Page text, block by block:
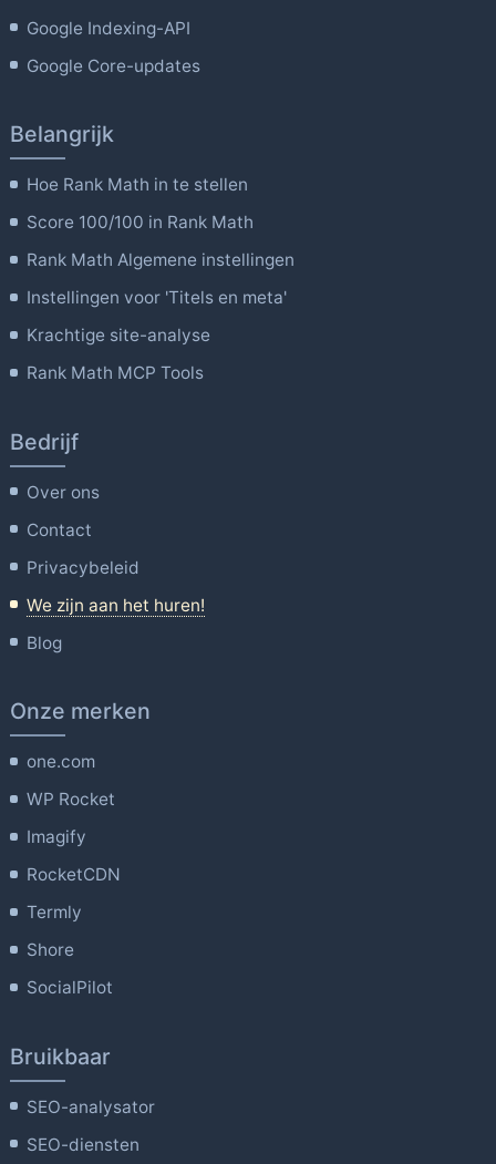
Google Indexing-API
Google Core-updates
Belangrijk
Hoe Rank Math in te stellen
Score 100/100 in Rank Math
Rank Math Algemene instellingen
Instellingen voor 'Titels en meta'
Krachtige site-analyse
Rank Math MCP Tools
Bedrijf
Over ons
Contact
Privacybeleid
We zijn aan het huren!
Blog
Onze merken
one.com
WP Rocket
Imagify
RocketCDN
Termly
Shore
SocialPilot
Bruikbaar
SEO-analysator
SEO-diensten